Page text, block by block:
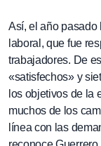
Así, el año pasado
laboral, que fue
trabajadores. De
«satisfechos» y
los objetivos de la
muchos de los
línea con las